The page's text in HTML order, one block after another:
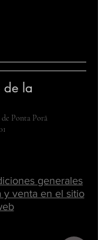
de la
Ponta Porã
generales
y venta en el sitio